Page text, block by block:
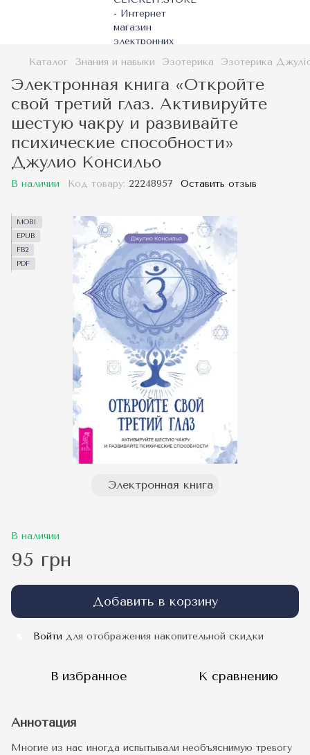
Каталог Знания и навыки Эзотерика Эзотерика
Электронная книга «Откройте
свой третий глаз. Активируйте
шестую чакру и развивайте
психические способности»
Джулио Консильо
В наличии Код товару: 22248957 Оставить отзыв
MOBI
EPUB
FB2
PDF
Электронная книга
В наличии
95 грн
Добавить в корзину
Войти для отображения накопительной скидки
В избранное К сравнению
Аннотация
Многие из нас иногда испытывали необъяснимую тревогу